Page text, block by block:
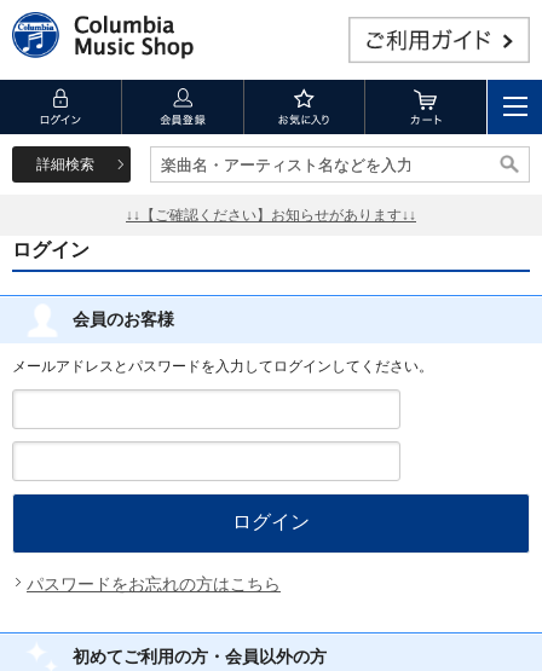
詳細検索 楽曲名・アーティスト名などを入力
楽曲名・アーティスト名などを入力
↓↓【ご確認ください】お知らせがあります↓↓
ログイン
会員のお客様
メールアドレスとパスワードを入力してログインしてください。
パスワードをお忘れの方はこちら
初めてご利用の方・会員以外の方